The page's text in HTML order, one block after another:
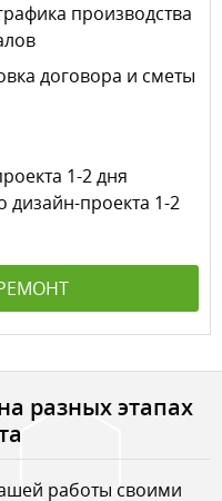
производства
договора и сметы
1-2 дня
дизайн-проекта 1-2
разных этапах
работы своими